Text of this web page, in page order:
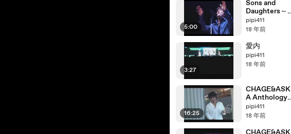
5:00
Sons and
Daughters～
それより僕が
伝えたいのは
pipi411
18 年前
3:27
愛内
pipi411
18 年前
16:25
CHAGE&ASK
A Anthology
「2003＞2004」
part8_3
pipi411
18 年前